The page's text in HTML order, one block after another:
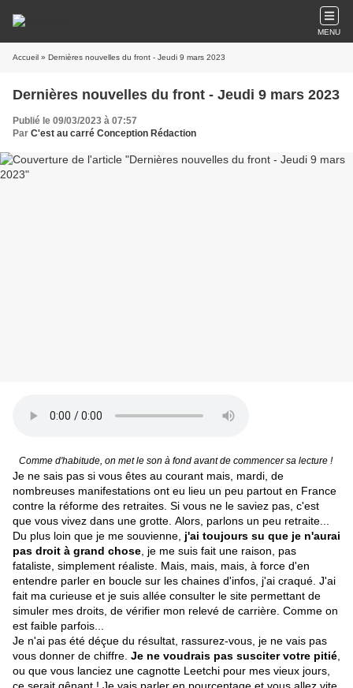
MENU
Accueil » Dernières nouvelles du front - Jeudi 9 mars 2023
Dernières nouvelles du front - Jeudi 9 mars 2023
Publié le 09/03/2023 à 07:57
Par C'est au carré Conception Rédaction
Comme d'habitude, on met le son à fond avant de commencer sa lecture !
Je ne sais pas si vous êtes au courant mais, mardi, de
nombreuses manifestations ont eu lieu un peu partout en France
contre la réforme des retraites. Si vous ne le saviez pas, c'est
que vous vivez dans une grotte. Alors, parlons un peu retraite...
Du plus loin que je me souvienne, j'ai toujours su que je n'aurai
pas droit à grand chose , je me suis fait une raison, pas
fataliste, simplement réaliste. Mais, mais, mais, à force d'en
entendre parler en boucle sur les chaines d'infos, j'ai craqué. J'ai
fait ma curieuse et je suis allée consulter le site permettant de
simuler mes droits, de vérifier mon relevé de carrière. Comme on
est faible parfois...
Je n'ai pas été déçue du résultat, rassurez-vous, je ne vais pas
vous donner de chiffre. Je ne voudrais pas susciter votre pitié
ou que vous lanciez une cagnotte Leetchi pour mes vieux jours,